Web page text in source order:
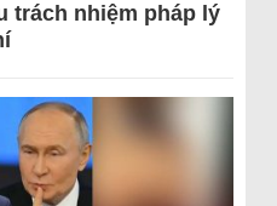
trách nhiệm pháp lý